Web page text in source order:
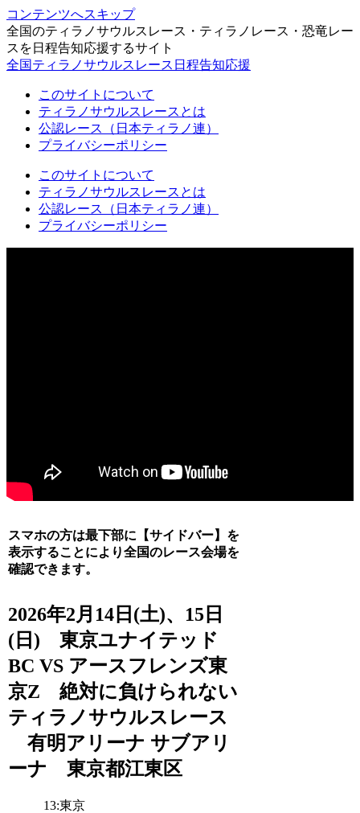
コンテンツへスキップ
全国のティラノサウルスレース・ティラノレース・恐竜レー
スを日程告知応援するサイト
全国ティラノサウルスレース日程告知応援
このサイトについて
ティラノサウルスレースとは
公認レース（日本ティラノ連）
プライバシーポリシー
このサイトについて
ティラノサウルスレースとは
公認レース（日本ティラノ連）
プライバシーポリシー
スマホの方は最下部に【サイドバー】を
表示することにより全国のレース会場を
確認できます。
2026年2月14日(土)、15日
(日) 東京ユナイテッド
BC VS アースフレンズ東
京Z 絶対に負けられない
ティラノサウルスレース
有明アリーナ サブアリ
ーナ 東京都江東区
13:東京